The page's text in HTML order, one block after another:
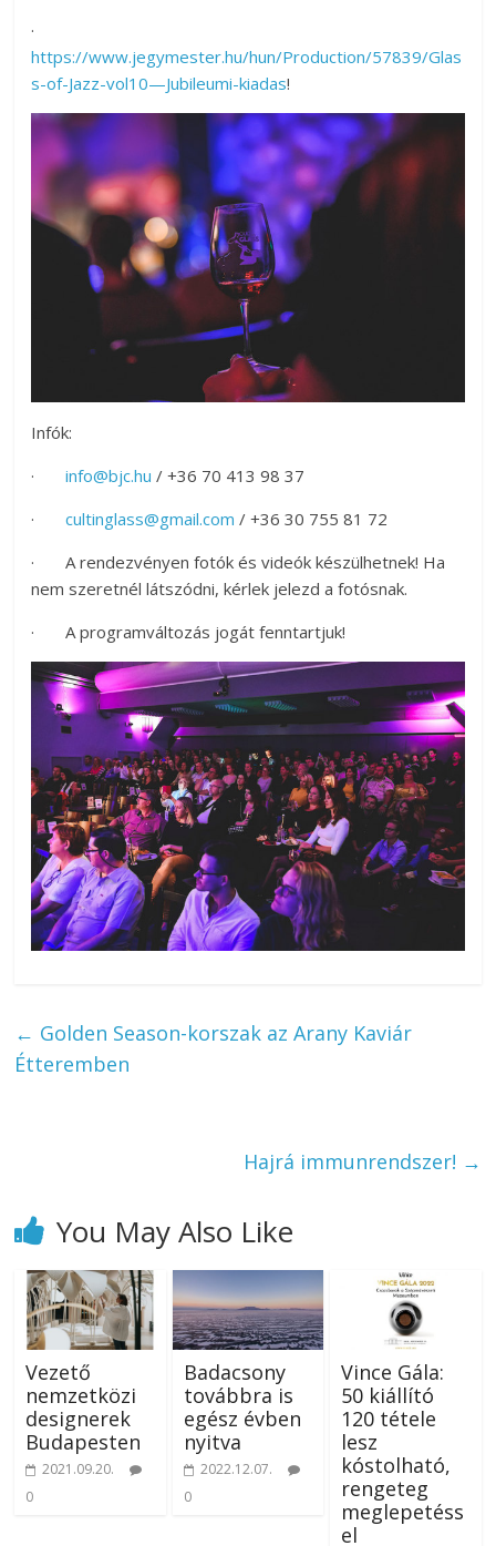
·
https://www.jegymester.hu/hun/Production/57839/Glas
s-of-Jazz-vol10—Jubileumi-kiadas!
Infók:
·info@bjc.hu / +36 70 413 98 37
·cultinglass@gmail.com / +36 30 755 81 72
· A rendezvényen fotók és videók készülhetnek! Ha
nem szeretnél látszódni, kérlek jelezd a fotósnak.
· A programváltozás jogát fenntartjuk!
← Golden Season-korszak az Arany Kaviár
Étteremben
Hajrá immunrendszer! →
You May Also Like
Vezető
nemzetközi
designerek
Budapesten
2021.09.20.
0
Badacsony
továbbra is
egész évben
nyitva
2022.12.07.
0
Vince Gála:
50 kiállító
120 tétele
lesz
kóstolható,
rengeteg
meglepetéss
el